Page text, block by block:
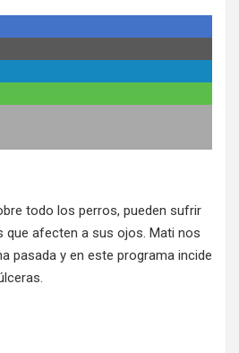
todo los perros, pueden sufrir
que afecten a sus ojos. Mati nos
pasada y en este programa incide